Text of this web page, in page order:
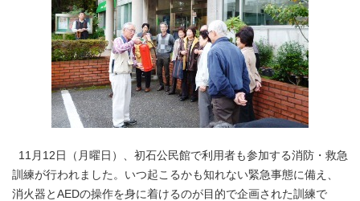
11月12日（月曜日）、初石公民館で利用者も参加する消防・救急
訓練が行われました。いつ起こるかも知れない緊急事態に備え、
消火器とAEDの操作を身に着けるのが目的で企画された訓練で